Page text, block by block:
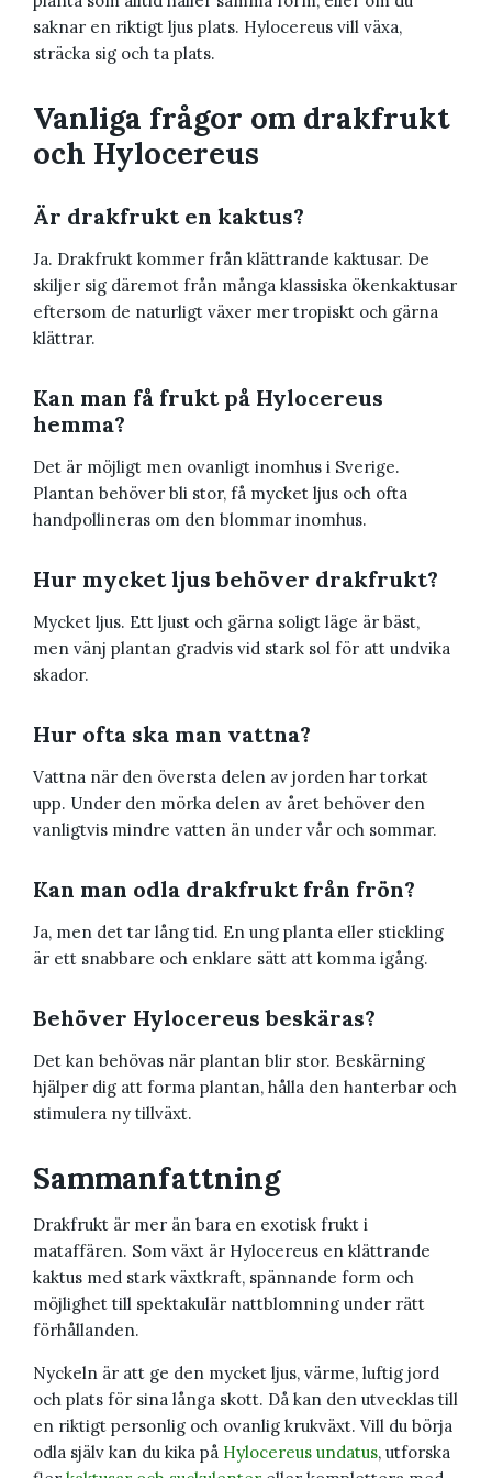
saknar en riktigt ljus plats. Hylocereus vill växa,
sträcka sig och ta plats.
Vanliga frågor om drakfrukt
och Hylocereus
Är drakfrukt en kaktus?
Ja. Drakfrukt kommer från klättrande kaktusar. De
skiljer sig däremot från många klassiska ökenkaktusar
eftersom de naturligt växer mer tropiskt och gärna
klättrar.
Kan man få frukt på Hylocereus
hemma?
Det är möjligt men ovanligt inomhus i Sverige.
Plantan behöver bli stor, få mycket ljus och ofta
handpollineras om den blommar inomhus.
Hur mycket ljus behöver drakfrukt?
Mycket ljus. Ett ljust och gärna soligt läge är bäst,
men vänj plantan gradvis vid stark sol för att undvika
skador.
Hur ofta ska man vattna?
Vattna när den översta delen av jorden har torkat
upp. Under den mörka delen av året behöver den
vanligtvis mindre vatten än under vår och sommar.
Kan man odla drakfrukt från frön?
Ja, men det tar lång tid. En ung planta eller stickling
är ett snabbare och enklare sätt att komma igång.
Behöver Hylocereus beskäras?
Det kan behövas när plantan blir stor. Beskärning
hjälper dig att forma plantan, hålla den hanterbar och
stimulera ny tillväxt.
Sammanfattning
Drakfrukt är mer än bara en exotisk frukt i
mataffären. Som växt är Hylocereus en klättrande
kaktus med stark växtkraft, spännande form och
möjlighet till spektakulär nattblomning under rätt
förhållanden.
Nyckeln är att ge den mycket ljus, värme, luftig jord
och plats för sina långa skott. Då kan den utvecklas till
en riktigt personlig och ovanlig krukväxt. Vill du börja
odla själv kan du kika på Hylocereus undatus, utforska